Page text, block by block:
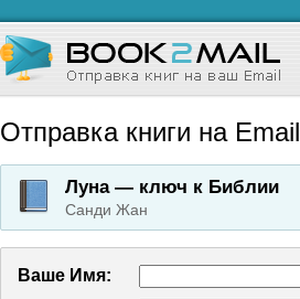
Отправка книги на Email
Луна — ключ к Библии
Санди Жан
Ваше Имя: